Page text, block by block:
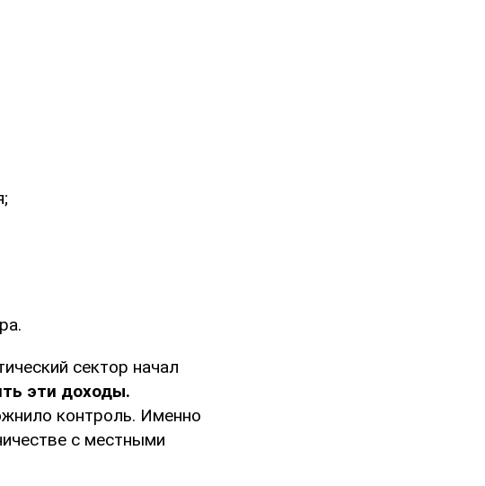
сектор начал
эти доходы.
контроль. Именно
с местными